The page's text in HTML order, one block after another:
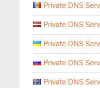
Private DNS
Private DNS
Private DNS
Private DNS
Private DNS